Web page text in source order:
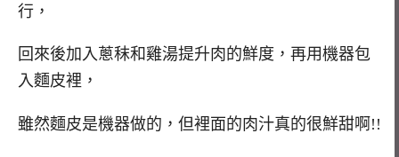
行，
回來後加入蔥秣和雞湯提升肉的鮮度，再用機器包
入麵皮裡，
雖然麵皮是機器做的，但裡面的肉汁真的很鮮甜啊!!